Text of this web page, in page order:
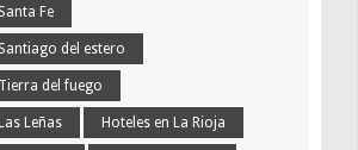
Fe
del estero
del fuego
Leñas Hoteles en La Rioja